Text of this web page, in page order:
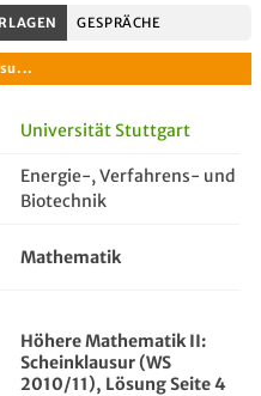
GESPRÄCHE
Universität Stuttgart
Energie-, Verfahrens- und
Biotechnik
Mathematik
Höhere Mathematik II:
Scheinklausur (WS
2010/11), Lösung Seite 4